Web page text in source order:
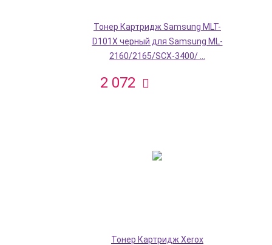
Тонер Картридж Samsung MLT-
D101X черный для Samsung ML-
2160/2165/SCX-3400/ ...
2 072
Тонер Картридж Xerox